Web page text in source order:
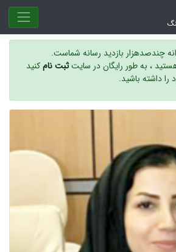
چندصدهزار بازدید رسانه شماست.
هستید ، به طور رایگان در سایتثبت نامکنید
داشته باشید.